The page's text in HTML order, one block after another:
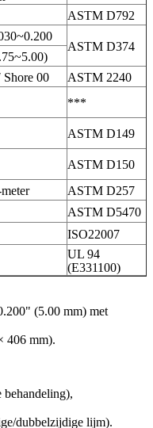
ASTM D792
ASTM D374
Shore 00
ASTM 2240
***
ASTM D149
ASTM D150
ASTM D257
ASTM D5470
ISO22007
UL 94
(E331100)
(5.00 mm) met
406 mm).
dubbelzijdige lijm).